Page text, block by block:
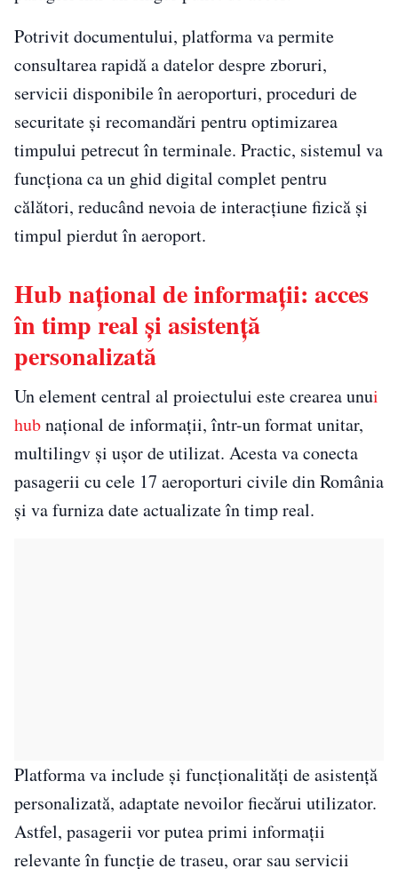
Potrivit documentului, platforma va permite
consultarea rapidă a datelor despre zboruri,
servicii disponibile în aeroporturi, proceduri de
securitate și recomandări pentru optimizarea
timpului petrecut în terminale. Practic, sistemul va
funcționa ca un ghid digital complet pentru
călători, reducând nevoia de interacțiune fizică și
timpul pierdut în aeroport.
Hub național de informații: acces
în timp real și asistență
personalizată
Un element central al proiectului este crearea unui
hubnațional de informații, într-un format unitar,
multilingv și ușor de utilizat. Acesta va conecta
pasagerii cu cele 17 aeroporturi civile din România
și va furniza date actualizate în timp real.
Platforma va include și funcționalități de asistență
personalizată, adaptate nevoilor fiecărui utilizator.
Astfel, pasagerii vor putea primi informații
relevante în funcție de traseu, orar sau servicii